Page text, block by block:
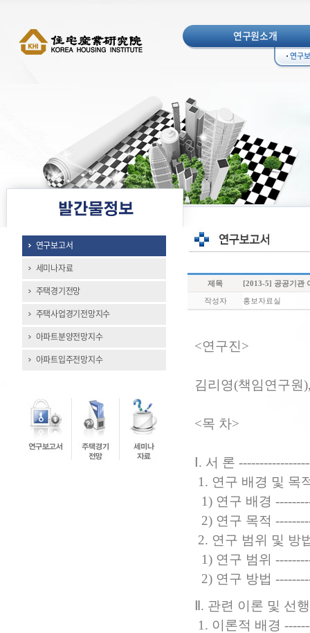
연구원소개
연구
연구보고서
세미나자료
주택경기전망
주택사업경기전망지수
아파트분양전망지수
아파트입주전망지수
제목 [2013-5] 공공기관
작성자 홍보자료실
<연구진>
김리영(책임연구원
<목 차>
Ⅰ. 서 론
1. 연구 배경 및 목
1) 연구 배경
2) 연구 목적
2. 연구 범위 및 방
1) 연구 범위
2) 연구 방법
Ⅱ. 관련 이론 및 선
1. 이론적 배경